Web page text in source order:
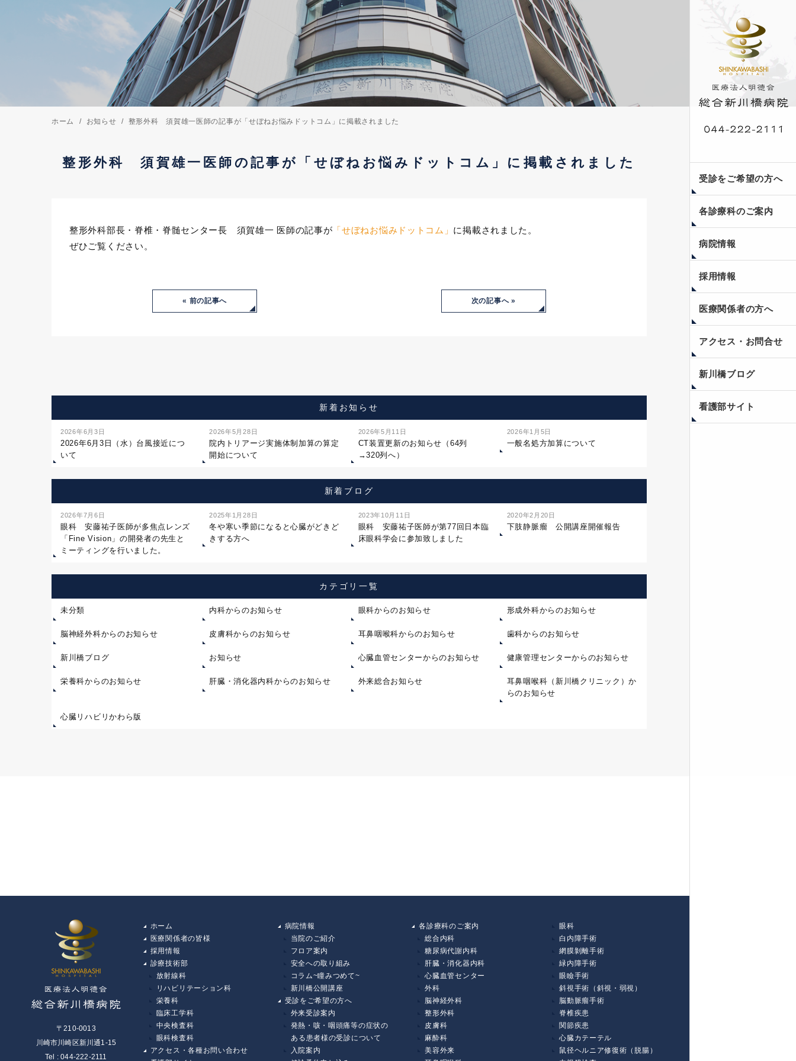
受診をご希望の方へ
各診療科のご案内
病院情報
採用情報
医療関係者の方へ
アクセス・お問合せ
新川橋ブログ
看護部サイト
ホーム お知らせ 整形外科 須賀雄一医師の記事が「せぼねお悩みドットコム」に掲載されました
整形外科 須賀雄一医師の記事が「せぼねお悩みドットコム」に掲載されました
整形外科部長・脊椎・脊髄センター長 須賀雄一 医師の記事が 「せぼねお悩みドットコム」 に掲載されました。
ぜひご覧ください。
« 前の記事へ 次の記事へ »
新着お知らせ
2026年6月3日
2026年6月3日（水）台風接近につ
いて
2026年5月28日
院内トリアージ実施体制加算の算定
開始について
2026年5月11日
CT装置更新のお知らせ（64列
→320列へ）
2026年1月5日
一般名処方加算について
新着ブログ
2026年7月6日
眼科 安藤祐子医師が多焦点レンズ
「Fine Vision」の開発者の先生と
ミーティングを行いました。
2025年1月28日
冬や寒い季節になると心臓がどきど
きする方へ
2023年10月11日
眼科 安藤祐子医師が第77回日本臨
床眼科学会に参加致しました
2020年2月20日
下肢静脈瘤 公開講座開催報告
カテゴリ一覧
未分類 内科からのお知らせ 眼科からのお知らせ 形成外科からのお知らせ
脳神経外科からのお知らせ 皮膚科からのお知らせ 耳鼻咽喉科からのお知らせ 歯科からのお知らせ
新川橋ブログ お知らせ 心臓血管センターからのお知らせ 健康管理センターからのお知らせ
栄養科からのお知らせ 肝臓・消化器内科からのお知らせ 外来総合お知らせ
耳鼻咽喉科（新川橋クリニック）か
らのお知らせ
心臓リハビリかわら版
〒210-0013
川崎市川崎区新川通1-15
Tel : 044-222-2111
ホーム
医療関係者の皆様
採用情報
診療技術部
放射線科
リハビリテーション科
栄養科
臨床工学科
中央検査科
眼科検査科
アクセス・各種お問い合わせ
病院情報
当院のご紹介
フロア案内
安全への取り組み
コラム~瞳みつめて~
新川橋公開講座
受診をご希望の方へ
外来受診案内
発熱・咳・咽頭痛等の症状の
ある患者様の受診について
入院案内
各診療科のご案内
総合内科
糖尿病代謝内科
肝臓・消化器内科
心臓血管センター
外科
脳神経外科
整形外科
皮膚科
麻酔科
美容外来
眼科
白内障手術
網膜剝離手術
緑内障手術
眼瞼手術
斜視手術（斜視・弱視）
脳動脈瘤手術
脊椎疾患
関節疾患
心臓カテーテル
鼠径ヘルニア修復術（脱腸）